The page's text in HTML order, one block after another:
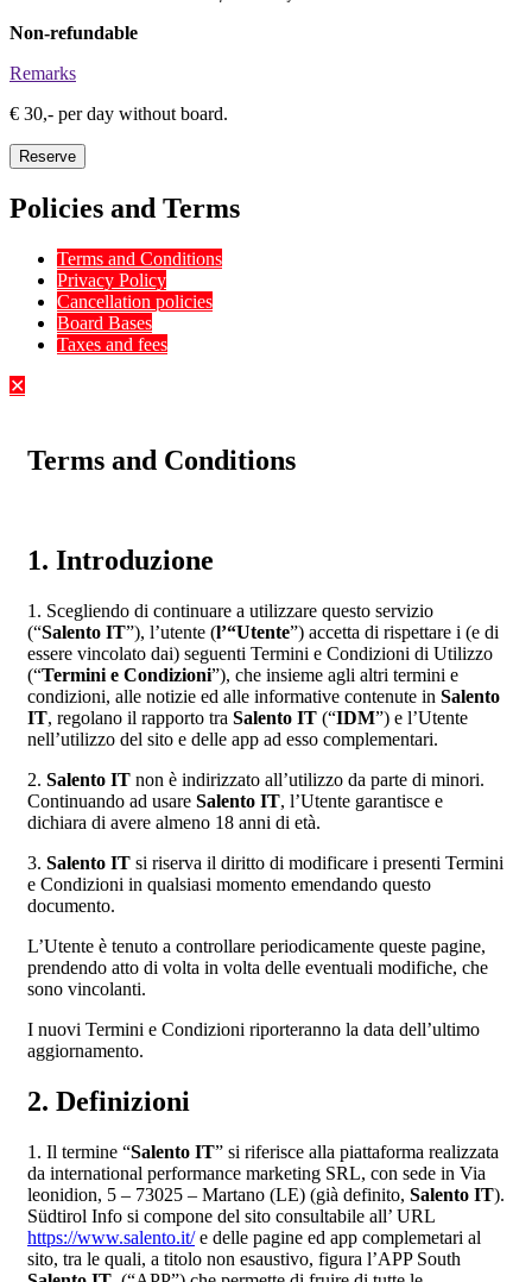
Non-refundable
Remarks
€ 30,- per day without board.
Reserve
Policies and Terms
Terms and Conditions
Privacy Policy
Cancellation policies
Board Bases
Taxes and fees
✕
Terms and Conditions
1. Introduzione
1. Scegliendo di continuare a utilizzare questo servizio
(“Salento IT”), l’utente (l’“Utente”) accetta di rispettare i (e di
essere vincolato dai) seguenti Termini e Condizioni di Utilizzo
(“Termini e Condizioni”), che insieme agli altri termini e
condizioni, alle notizie ed alle informative contenute in Salento
IT, regolano il rapporto tra Salento IT (“IDM”) e l’Utente
nell’utilizzo del sito e delle app ad esso complementari.
2. Salento IT non è indirizzato all’utilizzo da parte di minori.
Continuando ad usare Salento IT, l’Utente garantisce e
dichiara di avere almeno 18 anni di età.
3. Salento IT si riserva il diritto di modificare i presenti Termini
e Condizioni in qualsiasi momento emendando questo
documento.
L’Utente è tenuto a controllare periodicamente queste pagine,
prendendo atto di volta in volta delle eventuali modifiche, che
sono vincolanti.
I nuovi Termini e Condizioni riporteranno la data dell’ultimo
aggiornamento.
2. Definizioni
1. Il termine “Salento IT” si riferisce alla piattaforma realizzata
da international performance marketing SRL, con sede in Via
leonidion, 5 – 73025 – Martano (LE) (già definito, Salento IT).
Südtirol Info si compone del sito consultabile all’ URL
https://www.salento.it/e delle pagine ed app complemetari al
sito, tra le quali, a titolo non esaustivo, figura l’APP South